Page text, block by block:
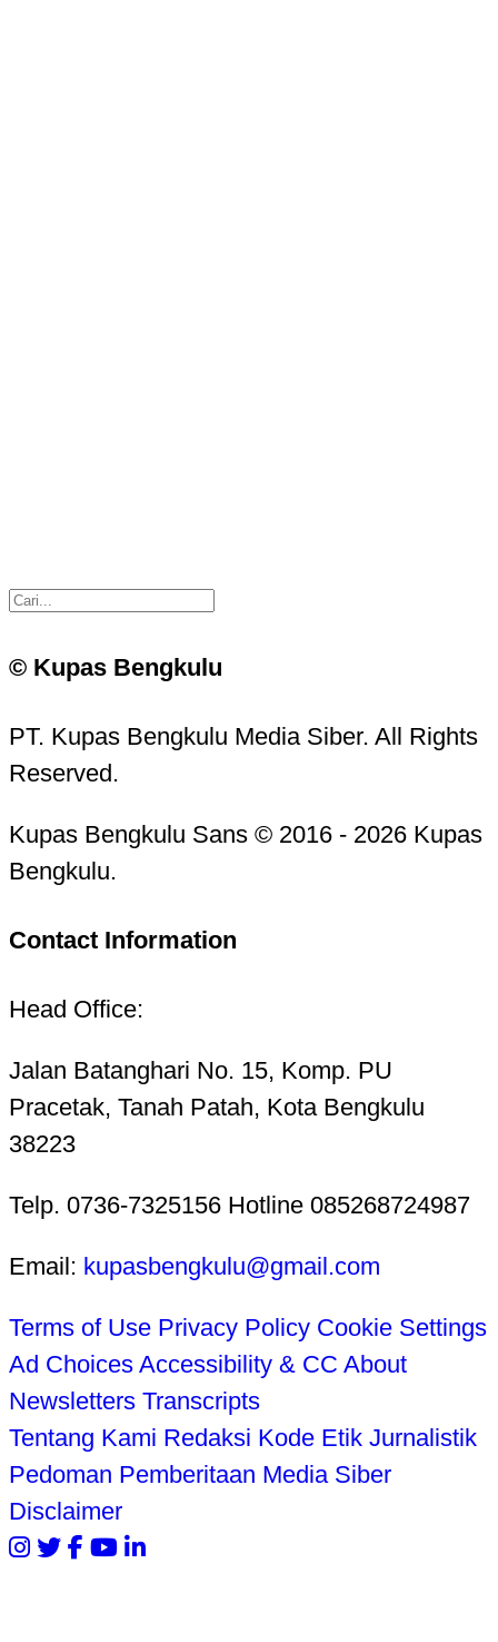
© Kupas Bengkulu
PT. Kupas Bengkulu Media Siber. All Rights
Reserved.
Kupas Bengkulu Sans © 2016 - 2026 Kupas
Bengkulu.
Contact Information
Head Office:
Jalan Batanghari No. 15, Komp. PU
Pracetak, Tanah Patah, Kota Bengkulu
38223
Telp. 0736-7325156 Hotline 085268724987
Email: kupasbengkulu@gmail.com
Terms of Use Privacy Policy Cookie Settings
Ad Choices Accessibility & CC About
Newsletters Transcripts
Tentang Kami Redaksi Kode Etik Jurnalistik
Pedoman Pemberitaan Media Siber
Disclaimer